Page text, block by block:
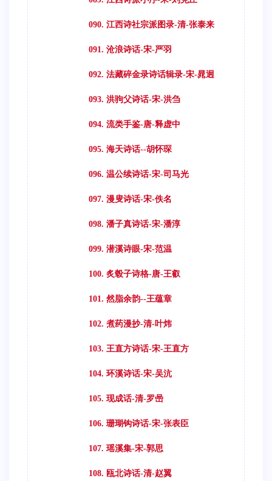
090. 江西诗社宗派图录-清-张泰来
091. 沧浪诗话-宋-严羽
092. 法藏碎金录诗话辑录-宋-晁迥
093. 洪驹父诗话-宋-洪刍
094. 流类手鉴-唐-释虚中
095. 海天诗话--胡怀琛
096. 温公续诗话-宋-司马光
097. 漫叟诗话-宋-佚名
098. 潘子真诗话-宋-潘淳
099. 潜溪诗眼-宋-范温
100. 炙毂子诗格-唐-王叡
101. 然脂余韵--王蕴章
102. 煮药漫抄-清-叶炜
103. 王直方诗话-宋-王直方
104. 环溪诗话-宋-吴沆
105. 现成话-清-罗喦
106. 珊瑚钩诗话-宋-张表臣
107. 瑶溪集-宋-郭思
108. 瓯北诗话-清-赵翼